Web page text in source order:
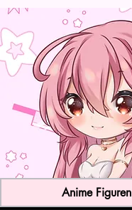
Anime Figuren